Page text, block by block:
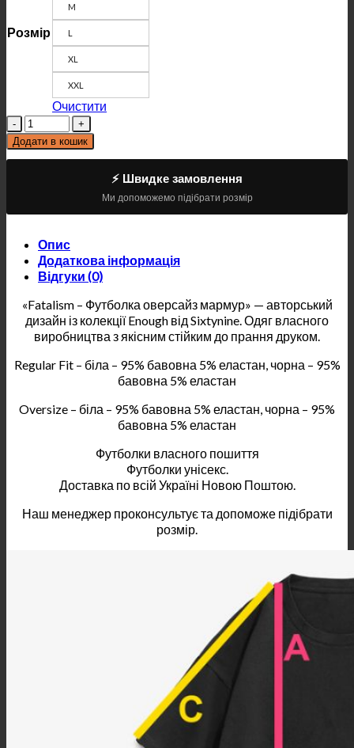
Розмір
M
L
XL
XXL
Очистити
Кількість
Додати в кошик
⚡ Швидке замовлення
Ми допоможемо підібрати розмір
Опис
Додаткова інформація
Відгуки (0)
«Fatalism – Футболка оверсайз мармур» — авторський
дизайн із колекції Enough від Sixtynine. Одяг власного
виробництва з якісним стійким до прання друком.
Regular Fit – біла – 95% бавовна 5% еластан, чорна – 95%
бавовна 5% еластан
Oversize – біла – 95% бавовна 5% еластан, чорна – 95%
бавовна 5% еластан
Футболки власного пошиття
Футболки унісекс.
Доставка по всій Україні Новою Поштою.
Наш менеджер проконсультує та допоможе підібрати
розмір.